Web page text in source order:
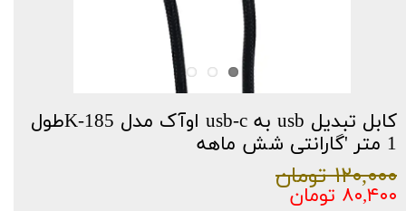
کابل تبدیل usb به usb-c اوآک مدل K-185طول
1 متر 'گارانتی شش ماهه
۱۲۰,۰۰۰ تومان
۸۰,۴۰۰ تومان